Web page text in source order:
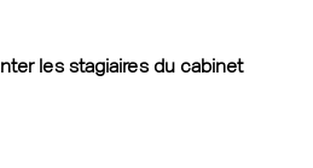
les stagiaires du cabinet